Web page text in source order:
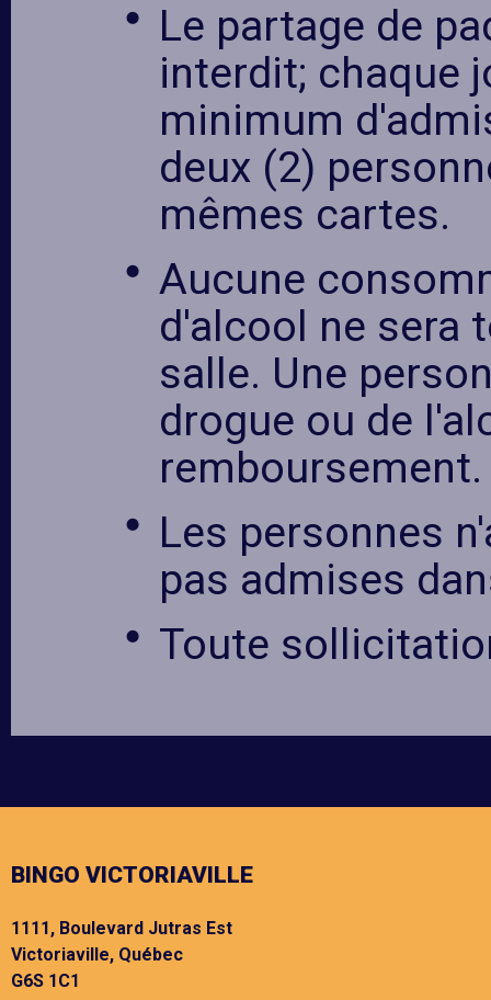
Le partage de
interdit; chaque
minimum
deux (2)
mêmes cartes.
Aucune
d'alcool ne sera
salle. Une
drogue ou de
remboursement.
Les personnes
pas admises
Toute
BINGO VICTORIAVILLE
1111, Boulevard Jutras Est
Victoriaville, Québec
G6S 1C1